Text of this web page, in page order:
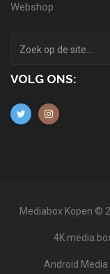
Webshop
VOLG ONS:
Mediabox Kopen ©
4K media
Android Media